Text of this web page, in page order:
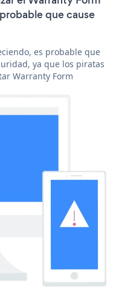
que cause
es probable que
ya que los piratas
Warranty Form